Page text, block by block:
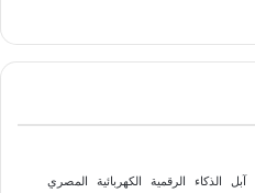
آبل الذكاء الرقمية الكهربائية المصري